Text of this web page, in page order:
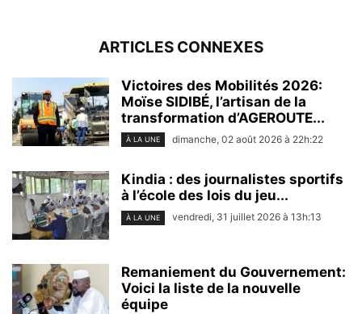
ARTICLES CONNEXES
Victoires des Mobilités 2026:
Moïse SIDIBÉ, l’artisan de la
transformation d’AGEROUTE...
À LA UNE dimanche, 02 août 2026 à 22h:22
Kindia : des journalistes sportifs
à l’école des lois du jeu...
À LA UNE vendredi, 31 juillet 2026 à 13h:13
Remaniement du Gouvernement:
Voici la liste de la nouvelle
équipe